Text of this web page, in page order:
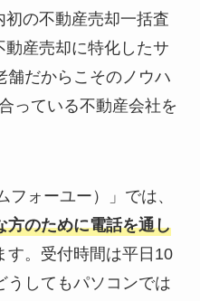
初の不動産売却一括査
産売却に特化したサ
舗だからこそのノウハ
っている不動産会社を
ォーユー）」では、
方のために電話を通し
す。受付時間は平日10
うしてもパソコンでは